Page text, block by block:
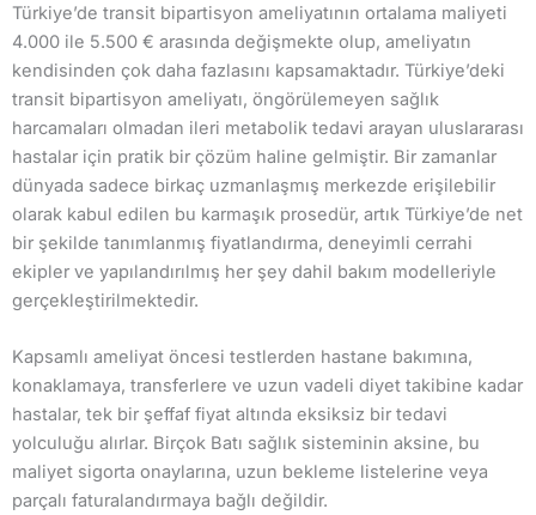
Türkiye’de transit bipartisyon ameliyatının ortalama maliyeti
4.000 ile 5.500 € arasında değişmekte olup, ameliyatın
kendisinden çok daha fazlasını kapsamaktadır. Türkiye’deki
transit bipartisyon ameliyatı, öngörülemeyen sağlık
harcamaları olmadan ileri metabolik tedavi arayan uluslararası
hastalar için pratik bir çözüm haline gelmiştir. Bir zamanlar
dünyada sadece birkaç uzmanlaşmış merkezde erişilebilir
olarak kabul edilen bu karmaşık prosedür, artık Türkiye’de net
bir şekilde tanımlanmış fiyatlandırma, deneyimli cerrahi
ekipler ve yapılandırılmış her şey dahil bakım modelleriyle
gerçekleştirilmektedir.
Kapsamlı ameliyat öncesi testlerden hastane bakımına,
konaklamaya, transferlere ve uzun vadeli diyet takibine kadar
hastalar, tek bir şeffaf fiyat altında eksiksiz bir tedavi
yolculuğu alırlar. Birçok Batı sağlık sisteminin aksine, bu
maliyet sigorta onaylarına, uzun bekleme listelerine veya
parçalı faturalandırmaya bağlı değildir.